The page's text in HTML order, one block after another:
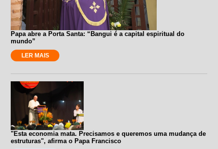
Papa abre a Porta Santa: “Bangui é a capital espiritual do
mundo”
LER MAIS
"Esta economia mata. Precisamos e queremos uma mudança de
estruturas", afirma o Papa Francisco